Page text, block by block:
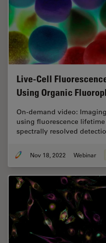
Live-Cell
Using Organic
On-demand video:
using fluorescence
spectrally resolved
Nov 18, 2022 Webinar